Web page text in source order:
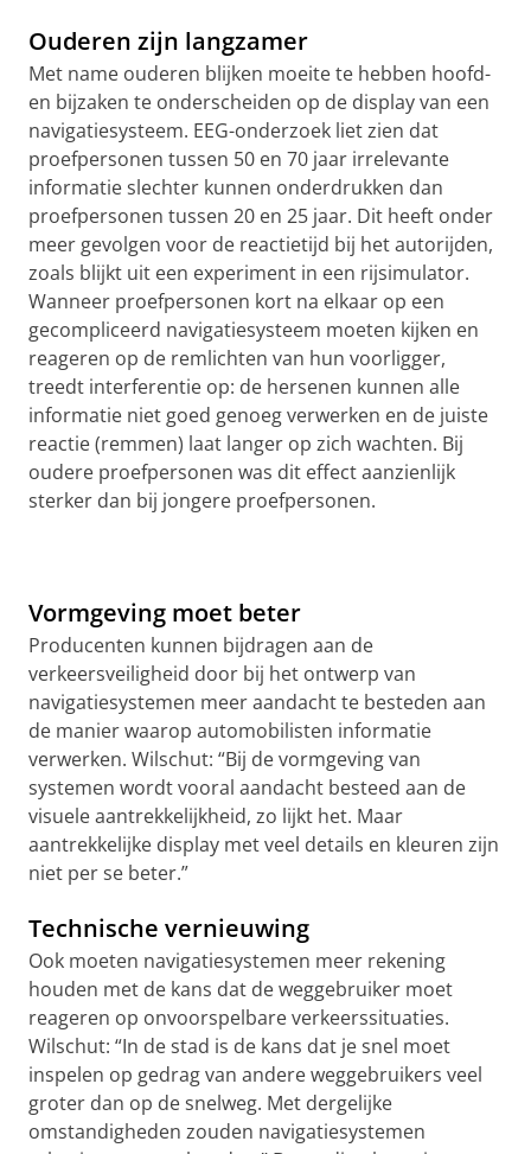
Ouderen zijn langzamer
Met name ouderen blijken moeite te hebben hoofd-
en bijzaken te onderscheiden op de display van een
navigatiesysteem. EEG-onderzoek liet zien dat
proefpersonen tussen 50 en 70 jaar irrelevante
informatie slechter kunnen onderdrukken dan
proefpersonen tussen 20 en 25 jaar. Dit heeft onder
meer gevolgen voor de reactietijd bij het autorijden,
zoals blijkt uit een experiment in een rijsimulator.
Wanneer proefpersonen kort na elkaar op een
gecompliceerd navigatiesysteem moeten kijken en
reageren op de remlichten van hun voorligger,
treedt interferentie op: de hersenen kunnen alle
informatie niet goed genoeg verwerken en de juiste
reactie (remmen) laat langer op zich wachten. Bij
oudere proefpersonen was dit effect aanzienlijk
sterker dan bij jongere proefpersonen.
Vormgeving moet beter
Producenten kunnen bijdragen aan de
verkeersveiligheid door bij het ontwerp van
navigatiesystemen meer aandacht te besteden aan
de manier waarop automobilisten informatie
verwerken. Wilschut: “Bij de vormgeving van
systemen wordt vooral aandacht besteed aan de
visuele aantrekkelijkheid, zo lijkt het. Maar
aantrekkelijke display met veel details en kleuren zijn
niet per se beter.”
Technische vernieuwing
Ook moeten navigatiesystemen meer rekening
houden met de kans dat de weggebruiker moet
reageren op onvoorspelbare verkeerssituaties.
Wilschut: “In de stad is de kans dat je snel moet
inspelen op gedrag van andere weggebruikers veel
groter dan op de snelweg. Met dergelijke
omstandigheden zouden navigatiesystemen